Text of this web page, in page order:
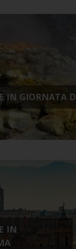
IN GIORNATA
IN